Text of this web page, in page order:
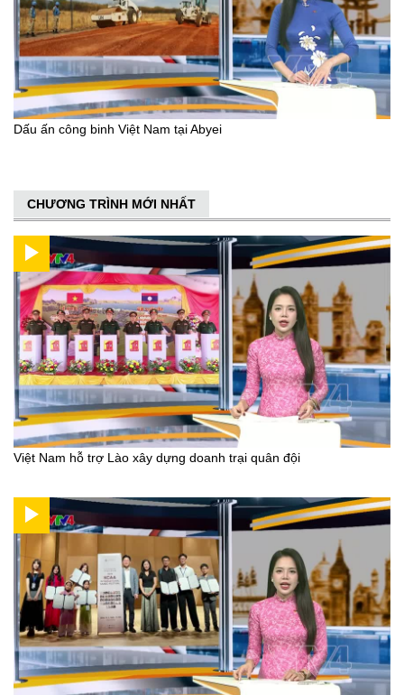
Dấu ấn công binh Việt Nam tại Abyei
CHƯƠNG TRÌNH MỚI NHẤT
Việt Nam hỗ trợ Lào xây dựng doanh trại quân đội